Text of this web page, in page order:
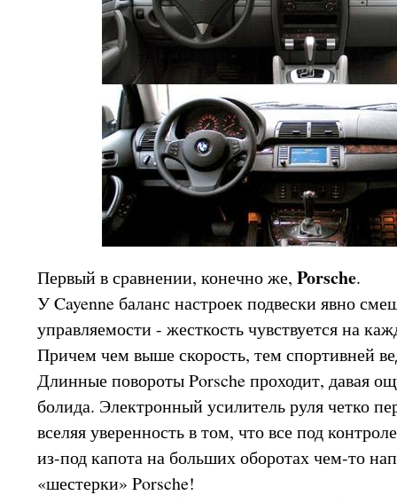
Первый в сравнении, конечно же, Porsche.
У Cayenne баланс настроек подвески явно
управляемости - жесткость чувствуется на
Причем чем выше скорость, тем спортивней
Длинные повороты Porsche проходит, давая
болида. Электронный усилитель руля четко
вселяя уверенность в том, что все под
из-под капота на больших оборотах чем-то
«шестерки» Porsche!